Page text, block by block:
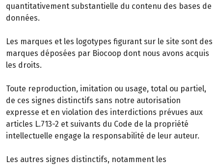
quantitativement substantielle du contenu des bases de
données.
Les marques et les logotypes figurant sur le site sont des
marques déposées par Biocoop dont nous avons acquis
les droits.
Toute reproduction, imitation ou usage, total ou partiel,
de ces signes distinctifs sans notre autorisation
expresse et en violation des interdictions prévues aux
articles L.713-2 et suivants du Code de la propriété
intellectuelle engage la responsabilité de leur auteur.
Les autres signes distinctifs, notamment les